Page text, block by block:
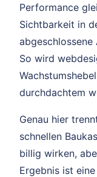
Performance
Sichtbarkeit in
abgeschlossene
So wird
durchdachtem
Genau hier
schnellen
billig wirken,
Ergebnis ist